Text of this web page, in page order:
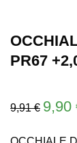
PR67
9,91€ Il
9,90